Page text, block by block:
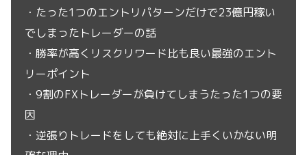
・たった1つのエントリパターンだけで23億円稼い
でしまったトレーダーの話
・勝率が高くリスクリワード比も良い最強のエント
リーポイント
・9割のFXトレーダーが負けてしまうたった1つの要
因
・逆張りトレードをしても絶対に上手くいかない明